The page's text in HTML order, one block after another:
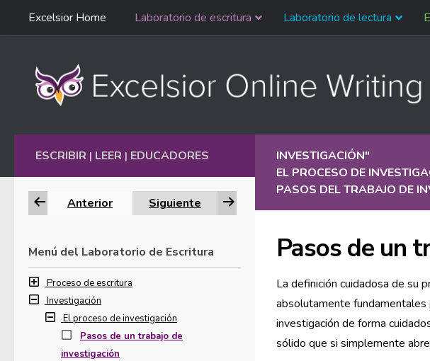
Ir al contenido
navegación
Excelsior Home Laboratorio de escritura Laboratorio de lectura
INVESTIGACIÓN"
EL PROCESO DE
PASOS DEL TRABAJO DE
Pasos de un
La definición cuidadosa de su
absolutamente fundamentales
investigación de forma
sólido que si simplemente
ESCRIBIR | LEER | EDUCADORES
Anterior Siguiente
Menú del Laboratorio de Escritura
Proceso de escritura
Investigación
El proceso de investigación
Pasos de un trabajo de
investigación